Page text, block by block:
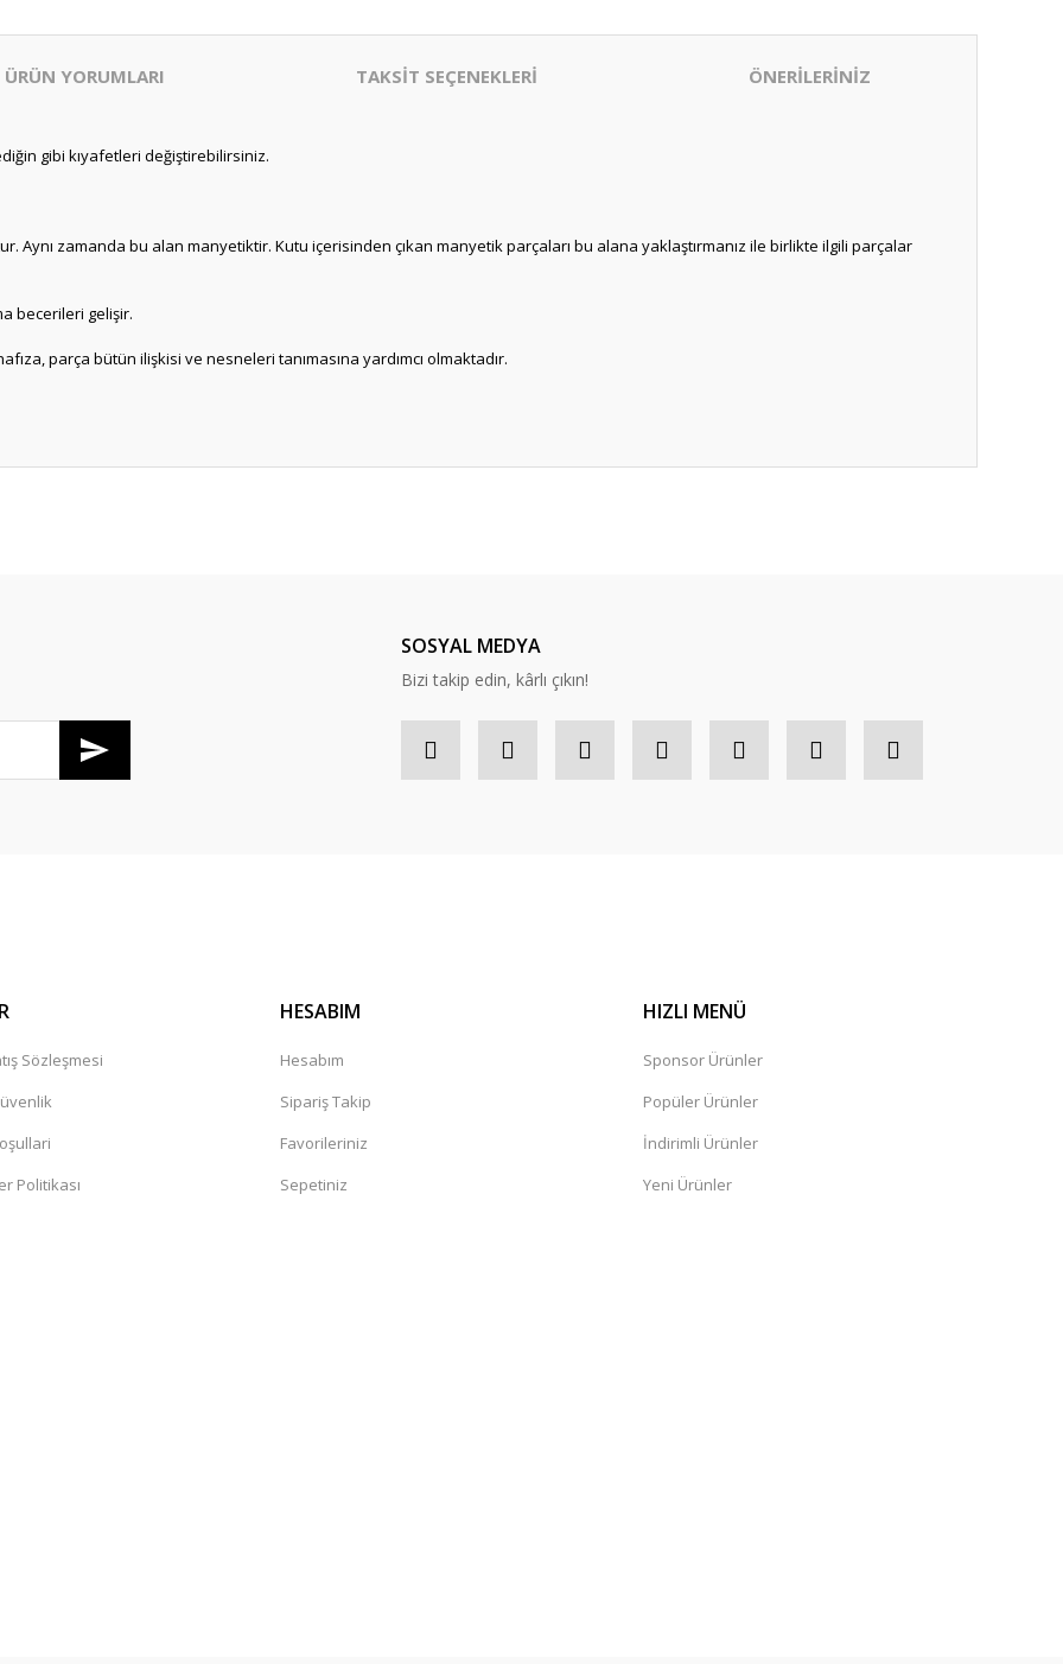
ÜRÜN YORUMLARI TAKSİT SEÇENEKLERİ ÖNERİLERİNİZ
gibi kıyafetleri değiştirebilirsiniz.
Aynı zamanda bu alan manyetiktir. Kutu içerisinden çıkan manyetik parçaları bu alana yaklaştırmanız ile birlikte ilgili parçalar
becerileri gelişir.
parça bütün ilişkisi ve nesneleri tanımasına yardımcı olmaktadır.
SOSYAL MEDYA
Bizi takip edin, kârlı çıkın!
Sözleşmesi
Politikası
HESABIM
Hesabım
Sipariş Takip
Favorileriniz
Sepetiniz
HIZLI MENÜ
Sponsor Ürünler
Popüler Ürünler
İndirimli Ürünler
Yeni Ürünler